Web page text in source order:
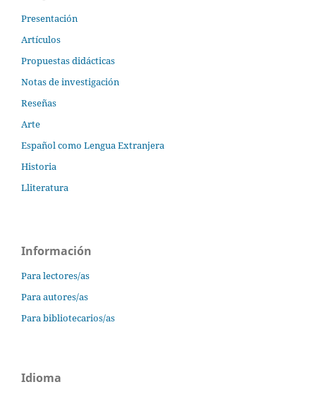
Presentación
Artículos
Propuestas didácticas
Notas de investigación
Reseñas
Arte
Español como Lengua Extranjera
Historia
Lliteratura
Información
Para lectores/as
Para autores/as
Para bibliotecarios/as
Idioma